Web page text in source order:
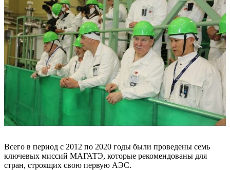
Всего в период с 2012 по 2020 годы были проведены семь
ключевых миссий МАГАТЭ, которые рекомендованы для
стран, строящих свою первую АЭС.